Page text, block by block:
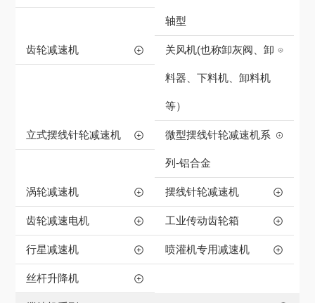
轴型
齿轮减速机 关风机(也称卸灰阀、卸
料器、下料机、卸料机
等）
立式摆线针轮减速机 微型摆线针轮减速机系
列-铝合金
涡轮减速机 摆线针轮减速机
齿轮减速电机 工业传动齿轮箱
行星减速机 喷灌机专用减速机
丝杆升降机